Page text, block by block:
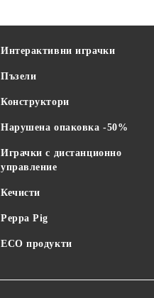
Интерактивни играчки
Пъзели
Конструктори
Нарушена опаковка -50%
Играчки с дистанционно
управление
Кечисти
Peppa Pig
ECO продукти